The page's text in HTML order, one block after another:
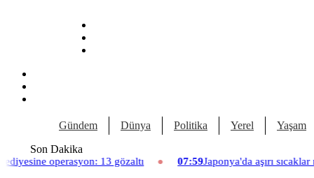
Gündem Dünya Politika Yerel
Yaşam
Son Dakika
13 gözaltı 07:59 Japonya'da aşırı sıcaklar